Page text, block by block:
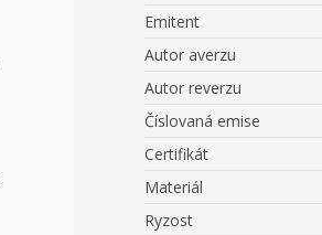
Emitent
Autor averzu
Autor reverzu
Číslovaná emise
Certifikát
Materiál
Ryzost